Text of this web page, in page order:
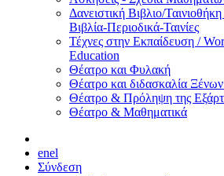
Δανειστική Βιβλιο/
Βιβλία-Περιοδικά-Ταινίες
Τέχνες στην Εκπαίδευση /
Education
Θέατρο και Φυλακή
Θέατρο και διδασκαλία
Θέατρο & Πρόληψη της
Θέατρο & Μαθηματικά
enel
Σύνδεση